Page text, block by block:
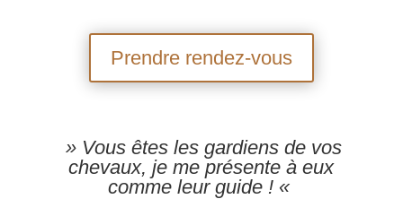
Prendre rendez-vous
» Vous êtes les gardiens de vos
chevaux, je me présente à eux
comme leur guide ! «